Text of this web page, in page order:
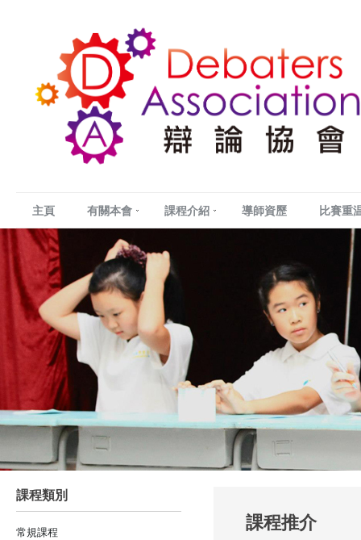
主頁 有關本會 課程介紹 導師資歷 比賽重
課程類別
常規課程
課程推介